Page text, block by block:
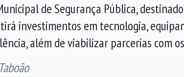
de Segurança Pública,
investimentos em tecnologia,
além de viabilizar parcerias com